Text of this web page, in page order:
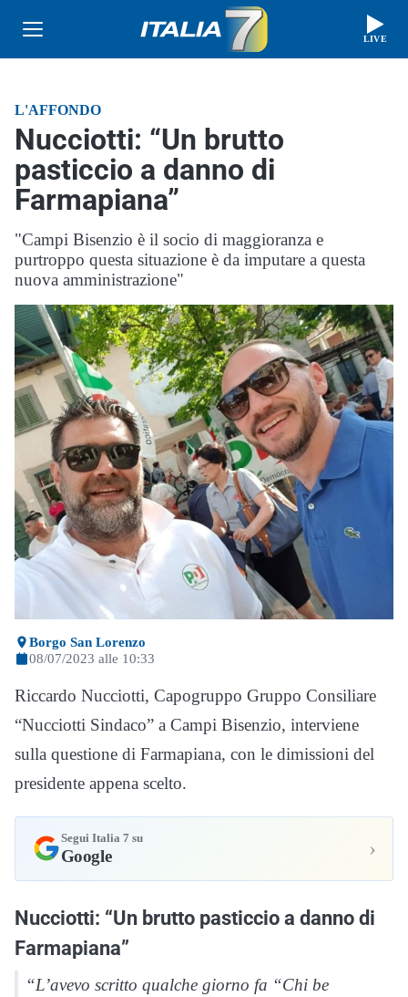
LIVE
L'AFFONDO
Nucciotti: “Un brutto
pasticcio a danno di
Farmapiana”
"Campi Bisenzio è il socio di maggioranza e
purtroppo questa situazione è da imputare a questa
nuova amministrazione"
Borgo San Lorenzo
08/07/2023 alle 10:33
Riccardo Nucciotti, Capogruppo Gruppo Consiliare
“Nucciotti Sindaco” a Campi Bisenzio, interviene
sulla questione di Farmapiana, con le dimissioni del
presidente appena scelto.
Segui Italia 7 su
Google ›
Nucciotti: “Un brutto pasticcio a danno di
Farmapiana”
“L’avevo scritto qualche giorno fa “Chi be